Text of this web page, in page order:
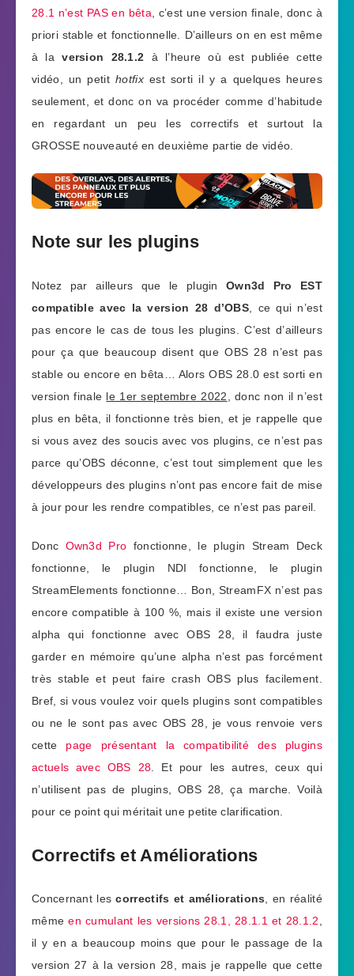
28.1 n’est PAS en bêta , c’est une version finale, donc à
priori stable et fonctionnelle. D’ailleurs on en est même
à laversion 28.1.2 à l’heure où est publiée cette
vidéo, un petithotfixest sorti il y a quelques heures
seulement, et donc on va procéder comme d’habitude
en regardant un peu les correctifs et surtout la
GROSSE nouveauté en deuxième partie de vidéo.
Note sur les plugins
Notez par ailleurs que le pluginOwn3d Pro EST
compatible avec la version 28 d’OBS , ce qui n’est
pas encore le cas de tous les plugins. C’est d’ailleurs
pour ça que beaucoup disent que OBS 28 n’est pas
stable ou encore en bêta… Alors OBS 28.0 est sorti en
version finale le 1er septembre 2022 , donc non il n’est
plus en bêta, il fonctionne très bien, et je rappelle que
si vous avez des soucis avec vos plugins, ce n’est pas
parce qu’OBS déconne, c’est tout simplement que les
développeurs des plugins n’ont pas encore fait de mise
à jour pour les rendre compatibles, ce n’est pas pareil.
Donc Own3d Pro fonctionne, le plugin Stream Deck
fonctionne, le plugin NDI fonctionne, le plugin
StreamElements fonctionne… Bon, StreamFX n’est pas
encore compatible à 100 %, mais il existe une version
alpha qui fonctionne avec OBS 28, il faudra juste
garder en mémoire qu’une alpha n’est pas forcément
très stable et peut faire crash OBS plus facilement.
Bref, si vous voulez voir quels plugins sont compatibles
ou ne le sont pas avec OBS 28, je vous renvoie vers
cette page présentant la compatibilité des plugins
actuels avec OBS 28 . Et pour les autres, ceux qui
n’utilisent pas de plugins, OBS 28, ça marche. Voilà
pour ce point qui méritait une petite clarification.
Correctifs et Améliorations
Concernant lescorrectifs et améliorations, en réalité
mêmeen cumulant les versions 28.1, 28.1.1 et 28.1.2,
il y en a beaucoup moins que pour le passage de la
version 27 à la version 28, mais je rappelle que cette